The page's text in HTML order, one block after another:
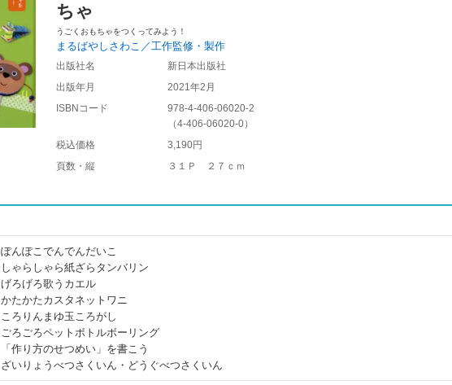
ちゃ
うごくおもちゃをつくってみよう！
まるばやしさわこ／工作監修・製作
出版社名
新日本出版社
出版年月
2021年2月
ISBNコード
978-4-406-06020-2
（4-406-06020-0）
税込価格
3,190円
頁数・縦
３１Ｐ ２７ｃｍ
ぽんぽこでんでんだいこ
しゃらしゃら紙ざらタンバリン
げろげろ歌うカエル
かたかたカスタネットワニ
ころりんまゆ玉ころがし
ごろごろペットボトルボーリング
「作り方のせつめい」を書こう
ざいりょうべつさくいん・どうぐべつさくいん